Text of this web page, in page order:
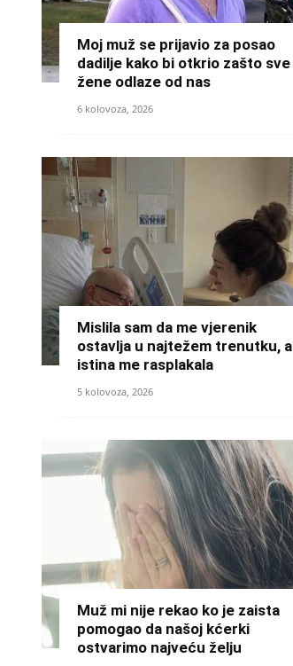
Moj muž se prijavio za posao
dadilje kako bi otkrio zašto sve
žene odlaze od nas
6 kolovoza, 2026
Mislila sam da me vjerenik
ostavlja u najtežem trenutku, a
istina me rasplakala
5 kolovoza, 2026
Muž mi nije rekao ko je zaista
pomogao da našoj kćerki
ostvarimo najveću želju